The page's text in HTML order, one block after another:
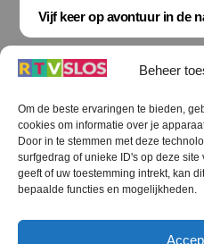
Beheer
Om de beste ervaringen te bieden,
cookies om informatie over je
Door in te stemmen met deze
surfgedrag of unieke ID's op deze
geeft of uw toestemming intrekt, kan
bepaalde functies en mogelijkheden.
Vijf keer op avontuur in de
RTV SLOS